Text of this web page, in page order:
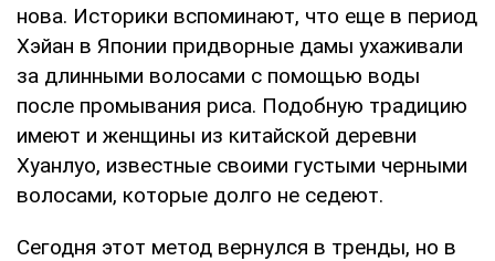
нова. Историки вспоминают, что еще в период
Хэйан в Японии придворные дамы ухаживали
за длинными волосами с помощью воды
после промывания риса. Подобную традицию
имеют и женщины из китайской деревни
Хуанлуо, известные своими густыми черными
волосами, которые долго не седеют.
Сегодня этот метод вернулся в тренды, но в